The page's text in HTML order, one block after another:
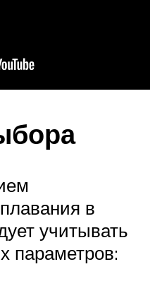
в
учитывать
параметров: